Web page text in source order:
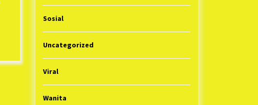
Sosial
Uncategorized
Viral
Wanita